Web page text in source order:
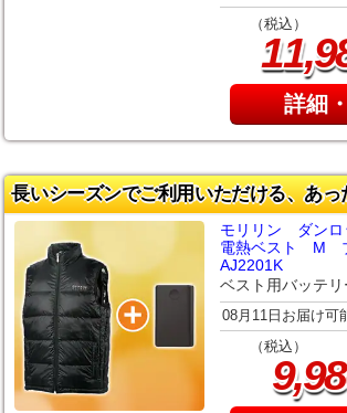
（税込）
11,
詳細
長いシーズンでご利用いただける、あ
モリリン ダンロ
電熱ベスト M
AJ2201K
ベスト用バッテリ
08月11日お届け可
（税込）
9,